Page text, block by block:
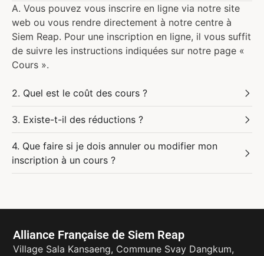
A. Vous pouvez vous inscrire en ligne via notre site
web ou vous rendre directement à notre centre à
Siem Reap. Pour une inscription en ligne, il vous suffit
de suivre les instructions indiquées sur notre page «
Cours ».
2. Quel est le coût des cours ?
3. Existe-t-il des réductions ?
4. Que faire si je dois annuler ou modifier mon
inscription à un cours ?
Alliance Française de Siem Reap
Village Sala Kansaeng, Commune Svay Dangkum,